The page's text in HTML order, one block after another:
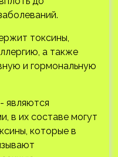
токсины,
а также
и гормональную
являются
в их составе могут
которые в